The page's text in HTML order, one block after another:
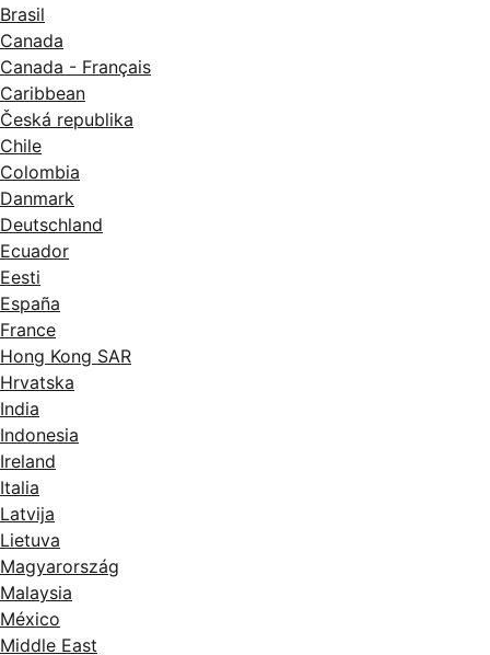
Brasil
Canada
Canada - Français
Caribbean
Česká republika
Chile
Colombia
Danmark
Deutschland
Ecuador
Eesti
España
France
Hong Kong SAR
Hrvatska
India
Indonesia
Ireland
Italia
Latvija
Lietuva
Magyarország
Malaysia
México
Middle East